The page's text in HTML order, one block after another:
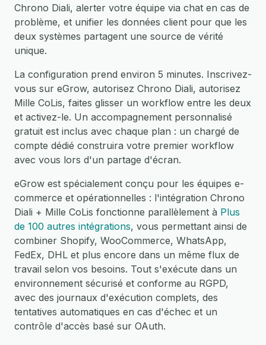
Chrono Diali, alerter votre équipe via chat en cas de
problème, et unifier les données client pour que les
deux systèmes partagent une source de vérité
unique.
La configuration prend environ 5 minutes. Inscrivez-
vous sur eGrow, autorisez Chrono Diali, autorisez
Mille CoLis, faites glisser un workflow entre les deux
et activez-le. Un accompagnement personnalisé
gratuit est inclus avec chaque plan : un chargé de
compte dédié construira votre premier workflow
avec vous lors d'un partage d'écran.
eGrow est spécialement conçu pour les équipes e-
commerce et opérationnelles : l'intégration Chrono
Diali + Mille CoLis fonctionne parallèlement à Plus
de 100 autres intégrations, vous permettant ainsi de
combiner Shopify, WooCommerce, WhatsApp,
FedEx, DHL et plus encore dans un même flux de
travail selon vos besoins. Tout s'exécute dans un
environnement sécurisé et conforme au RGPD,
avec des journaux d'exécution complets, des
tentatives automatiques en cas d'échec et un
contrôle d'accès basé sur OAuth.